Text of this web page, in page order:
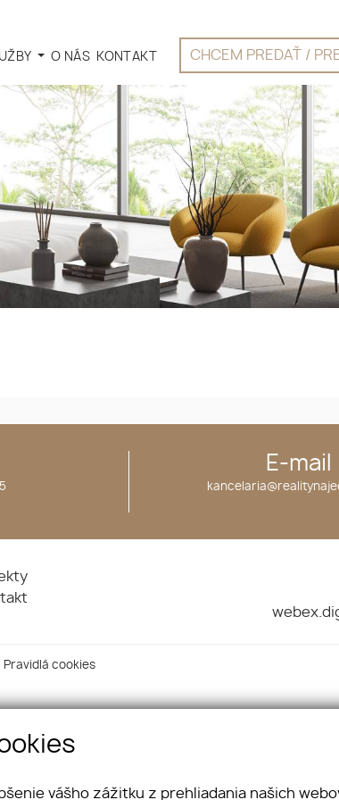
CHCEM PREDAŤ /
O NÁS KONTAKT
E-mail
Pravidlá cookies
vášho zážitku z prehliadania našich